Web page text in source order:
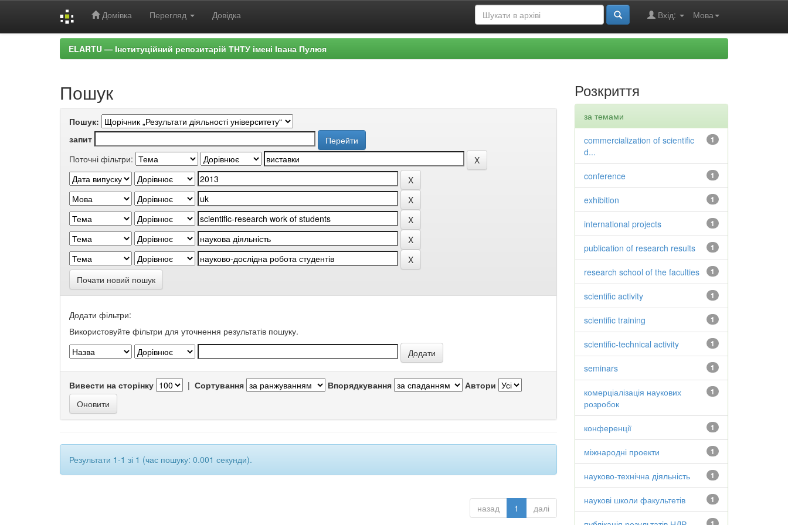
Домівка Перегляд Довідка Мова
Вхід:
ELARTU — Інституційний репозитарій ТНТУ імені Івана Пулюя
Пошук
Пошук:
запит
Поточні фільтри:
Почати новий пошук
Додати фільтри:
Використовуйте фільтри для уточнення результатів пошуку.
Вивести на сторінку | Сортування Впорядкування Автори
Результати 1-1 зі 1 (час пошуку: 0.001 секунди).
назад 1 далі
Розкриття
за темами
1
commercialization of scientific
d...
1
conference
1
exhibition
1
international projects
1
publication of research results
1
research school of the faculties
1
scientific activity
1
scientific training
1
scientific-technical activity
1
seminars
1
комерціалізація наукових
розробок
1
конференції
1
міжнародні проекти
1
науково-технічна діяльність
1
наукові школи факультетів